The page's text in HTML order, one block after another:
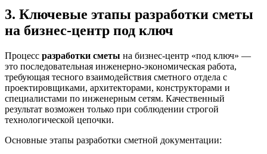
3. Ключевые этапы разработки сметы
на бизнес-центр под ключ
Процесс разработки сметы на бизнес-центр «под ключ» —
это последовательная инженерно-экономическая работа,
требующая тесного взаимодействия сметного отдела с
проектировщиками, архитекторами, конструкторами и
специалистами по инженерным сетям. Качественный
результат возможен только при соблюдении строгой
технологической цепочки.
Основные этапы разработки сметной документации: